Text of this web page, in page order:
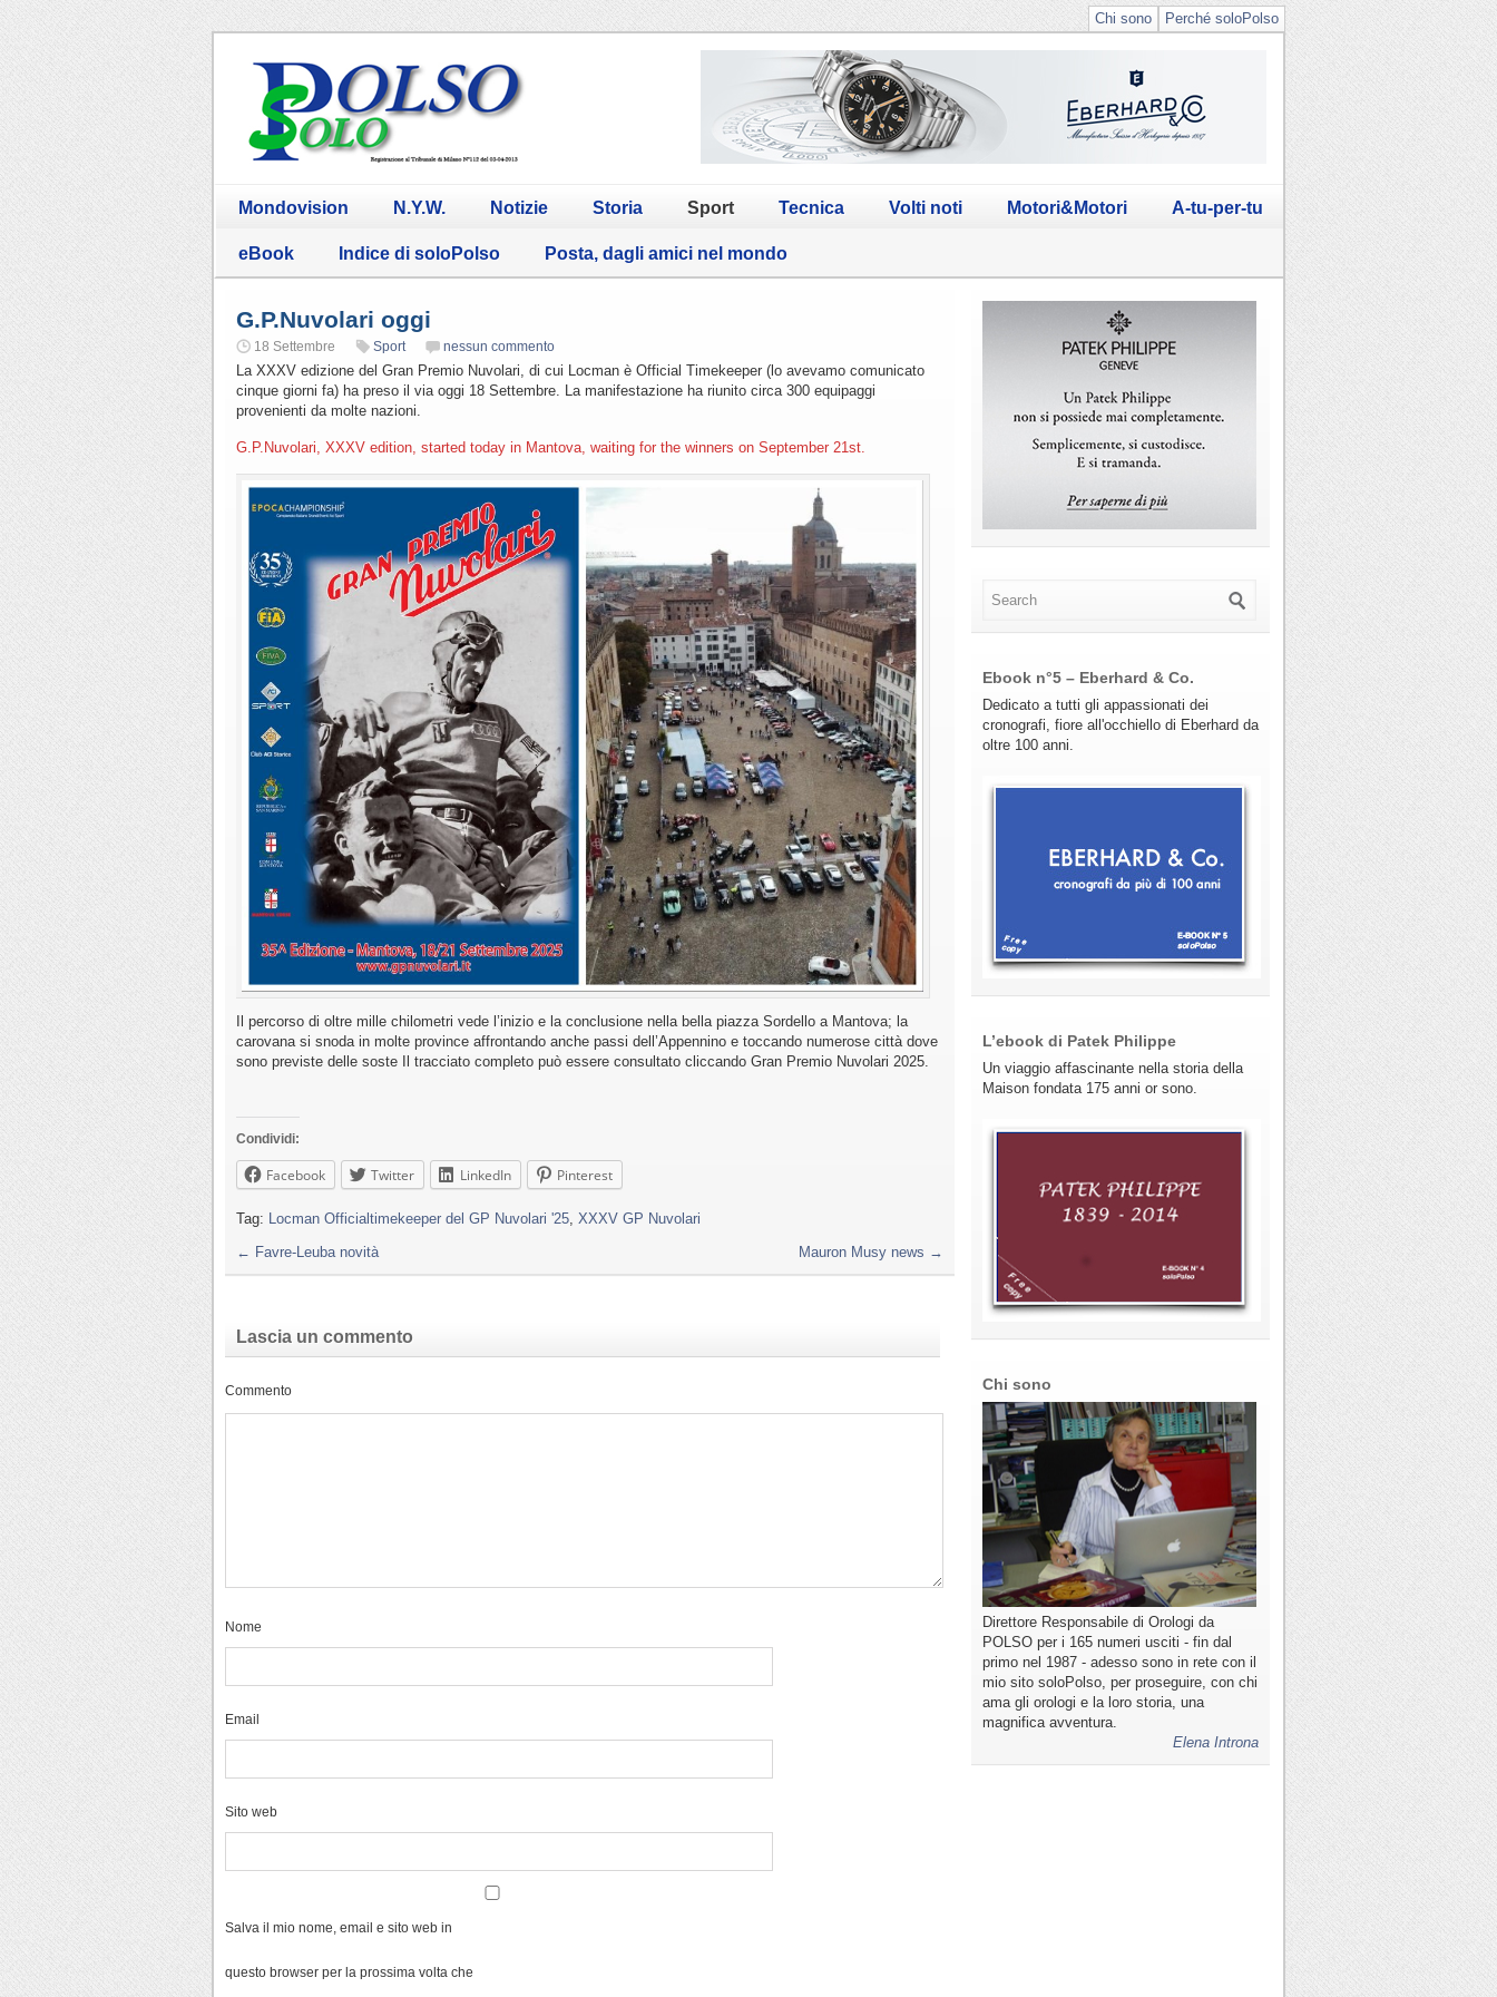
Perché soloPolso
Chi sono
Mondovision N.Y.W. Notizie Storia Sport Tecnica Volti noti Motori&Motori A-tu-per-tu
eBook Indice di soloPolso Posta, dagli amici nel mondo
G.P.Nuvolari oggi
18 Settembre Sport nessun commento
La XXXV edizione del Gran Premio Nuvolari, di cui Locman è Official Timekeeper (lo avevamo comunicato
cinque giorni fa) ha preso il via oggi 18 Settembre. La manifestazione ha riunito circa 300 equipaggi
provenienti da molte nazioni.
G.P.Nuvolari, XXXV edition, started today in Mantova, waiting for the winners on September 21st.
Il percorso di oltre mille chilometri vede l’inizio e la conclusione nella bella piazza Sordello a Mantova; la
carovana si snoda in molte province affrontando anche passi dell’Appennino e toccando numerose città dove
sono previste delle soste Il tracciato completo può essere consultato cliccando Gran Premio Nuvolari 2025.
Condividi:
Facebook Twitter LinkedIn Pinterest
Tag: Locman Officialtimekeeper del GP Nuvolari '25 XXXV GP Nuvolari
← Favre-Leuba novità Mauron Musy news →
Lascia un commento
Commento
Nome
Email
Sito web
Salva il mio nome, email e sito web in
questo browser per la prossima volta che
Ebook n°5 – Eberhard & Co.
Dedicato a tutti gli appassionati dei
cronografi, fiore all'occhiello di Eberhard da
oltre 100 anni.
L’ebook di Patek Philippe
Un viaggio affascinante nella storia della
Maison fondata 175 anni or sono.
Chi sono
Direttore Responsabile di Orologi da
POLSO per i 165 numeri usciti - fin dal
primo nel 1987 - adesso sono in rete con il
mio sito soloPolso, per proseguire, con chi
ama gli orologi e la loro storia, una
magnifica avventura.
Elena Introna